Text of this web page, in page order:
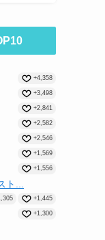
+4,358
+3,498
+2,841
+2,582
+2,546
+1,569
+1,556
ト...
+1,445
+1,300